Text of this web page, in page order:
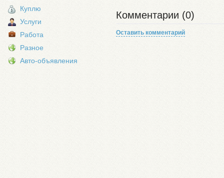
Куплю
Услуги
Работа
Разное
Авто-объявления
Комментарии (0)
Оставить комментарий